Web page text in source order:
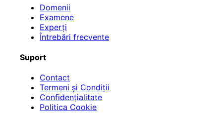
Domenii
Examene
Experți
Întrebări frecvente
Suport
Contact
Termeni și Condiții
Confidențialitate
Politica Cookie